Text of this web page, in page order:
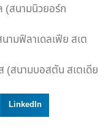
(สนามนิวยอร์ก
ามฟิลาเดลเฟีย สเต
(สนามบอสตัน สเตเดีย
LinkedIn